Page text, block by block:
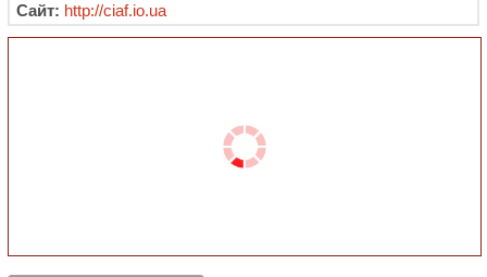
Сайт: http://ciaf.io.ua